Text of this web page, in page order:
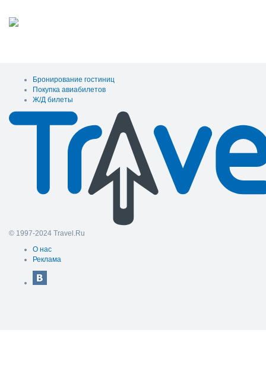
Бронирование гостиниц
Покупка авиабилетов
Ж/Д билеты
© 1997-2024 Travel.Ru
О нас
Реклама